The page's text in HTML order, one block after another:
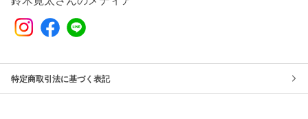
特定商取引法に基づく表記